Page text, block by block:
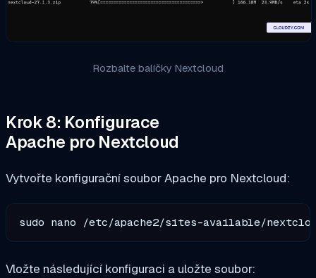
Rozbalte balíčky Nextcloud
Krok 8: Konfigurace
Apache pro Nextcloud
Vytvořte konfigurační soubor Apache pro Nextcloud:
sudo nano /etc/apache2/sites-available/
Vložte následující konfiguraci a uložte soubor: